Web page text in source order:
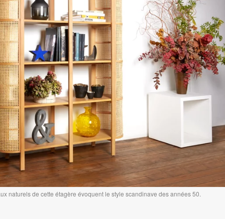
naturels de cette étagère évoquent le style scandinave des années 50.